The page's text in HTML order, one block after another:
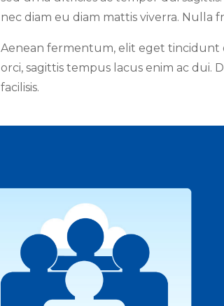
nec diam eu diam mattis viverra. Nulla
Aenean fermentum, elit eget
orci, sagittis tempus lacus enim ac dui.
facilisis.